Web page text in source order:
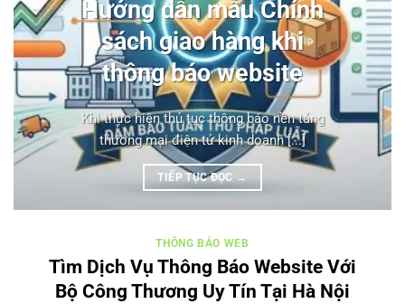
Hướng dẫn mẫu Chính
sách giao hàng khi
thông báo website
Khi thực hiện thủ tục thông báo nền tảng
thương mại điện tử kinh doanh [...]
TIẾP TỤC ĐỌC →
THÔNG BÁO WEB
Tìm Dịch Vụ Thông Báo Website Với
Bộ Công Thương Uy Tín Tại Hà Nội